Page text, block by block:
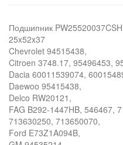
Подшипник
25x52x37
Chevrolet 94515438,
Citroen 3748.17, 95496453,
Dacia 60011539074,
Daewoo 95415438,
Delco RW20121,
FAG B292-1447HB, 546467,
713630250, 713650070,
Ford E73Z1A094B,